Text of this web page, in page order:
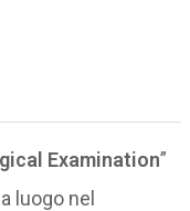
Examination”
luogo nel